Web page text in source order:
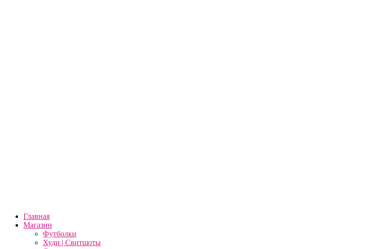
Главная
Магазин
Футболки
Худи | Свитшоты